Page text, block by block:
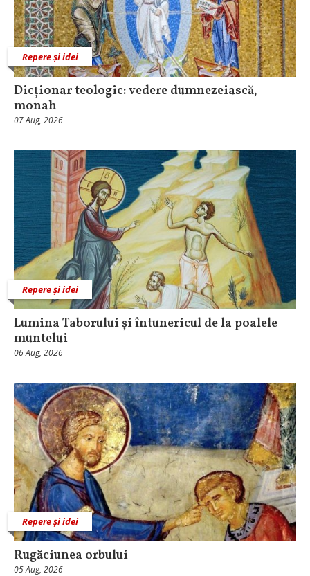
Repere și idei
Dicționar teologic: vedere dumnezeiască,
monah
07 Aug, 2026
Repere și idei
Lumina Taborului și întunericul de la poalele
muntelui
06 Aug, 2026
Repere și idei
Rugăciunea orbului
05 Aug, 2026